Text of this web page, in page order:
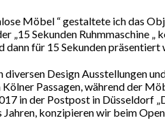
Möbel “ gestaltete ich das
„15 Sekunden Ruhmmaschine
dann für 15 Sekunden
Design Ausstellungen
Passagen, während der
in der Postpost in Düsseldorf
Jahren, konzipieren wir beim